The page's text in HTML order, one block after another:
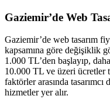
Gaziemir’de Web
Gaziemir’de web tasarım
kapsamına göre değişiklik
1.000 TL’den başlayıp,
10.000 TL ve üzeri ücretler
faktörler arasında
hizmetler yer alır.